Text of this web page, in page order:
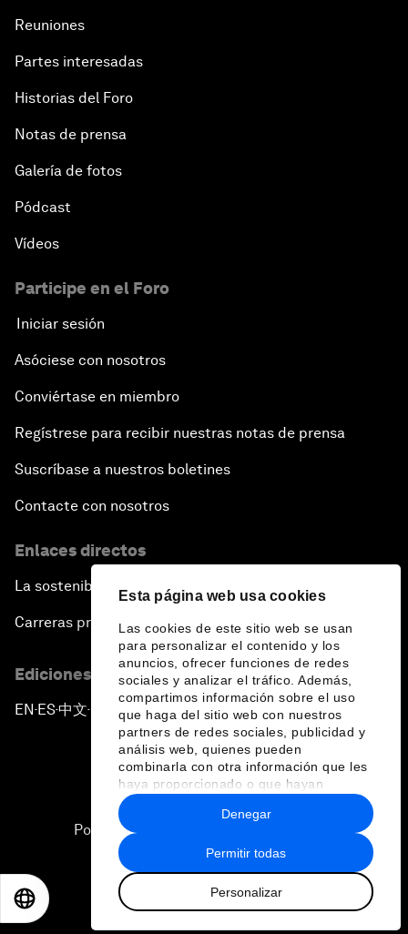
Esta página web usa cookies
Las cookies de este sitio web se usan
para personalizar el contenido y los
anuncios, ofrecer funciones de redes
sociales y analizar el tráfico. Además,
compartimos información sobre el uso
que haga del sitio web con nuestros
partners de redes sociales, publicidad y
análisis web, quienes pueden
combinarla con otra información que les
haya proporcionado o que hayan
recopilado a partir del uso que haya
hecho de sus servicios.
Permitir todas
Personalizar
Denegar
Reuniones
Partes interesadas
Historias del Foro
Notas de prensa
Galería de fotos
Pódcast
Vídeos
Participe en el Foro
Iniciar sesión
Asóciese con nosotros
Conviértase en miembro
Regístrese para recibir nuestras notas de prensa
Suscríbase a nuestros boletines
Contacte con nosotros
Enlaces directos
La sostenibilidad en el Foro
Carreras profesionales
Ediciones en otros idiomas
EN ▪ES▪中文▪ 日本語
Política de privacidad y normas de uso
Sitemap
2026 Foro Económico Mundial